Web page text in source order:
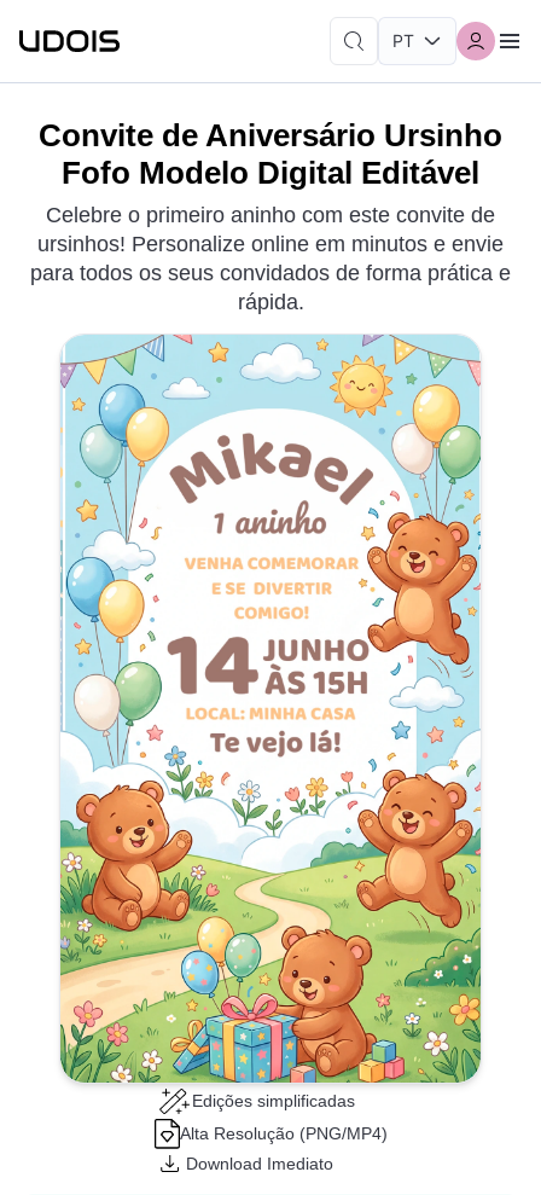
Convite de Aniversário Ursinho
Fofo Modelo Digital Editável
Celebre o primeiro aninho com este convite de
ursinhos! Personalize online em minutos e envie
para todos os seus convidados de forma prática e
rápida.
Edições simplificadas
Alta Resolução (PNG/MP4)
Download Imediato